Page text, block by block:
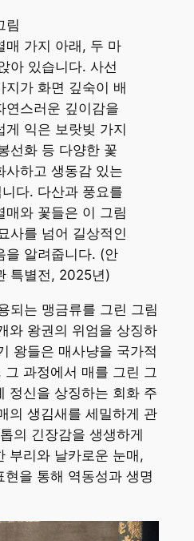
림
매 가지 아래, 두 마
아 있습니다. 사선
지가 화면 깊숙이 배
연스러운 깊이감을
게 익은 보랏빚 가지
선화 등 다양한 꽃
사하고 생동감 있는
다. 다산과 풍요를
매와 꽃들은 이 그림
사를 넘어 길상적인
을 알려줍니다. (안
특별전, 2025년)
되는 맹금류를 그린 그림
와 왕권의 위엄을 상징하
왕들은 매사냥을 국가적
과정에서 매를 그린 그
정신을 상징하는 회화 주
의 생김새를 세밀하게 관
의 긴장감을 생생하게
부리와 날카로운 눈매,
을 통해 역동성과 생명